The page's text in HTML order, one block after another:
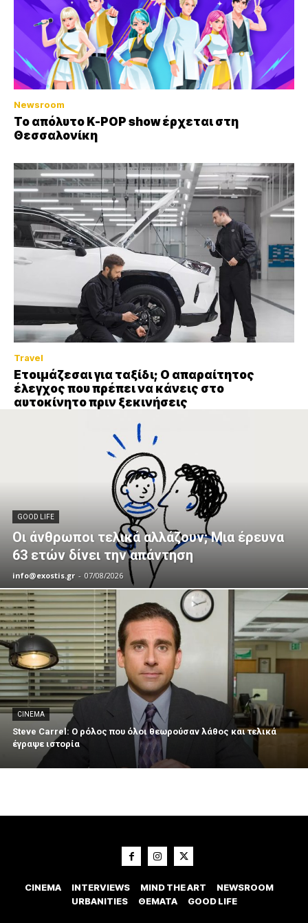
Newsroom
Το απόλυτο K-POP show έρχεται στη
Θεσσαλονίκη
Travel
Ετοιμάζεσαι για ταξίδι; Ο απαραίτητος
έλεγχος που πρέπει να κάνεις στο
αυτοκίνητο πριν ξεκινήσεις
GOOD LIFE
Οι άνθρωποι τελικά αλλάζουν; Μια έρευνα
63 ετών δίνει την απάντηση
info@exostis.gr - 07/08/2026
CINEMA
Steve Carrel: Ο ρόλος που όλοι θεωρούσαν λάθος και τελικά
έγραψε ιστορία
CINEMA INTERVIEWS MIND THE ART
NEWSROOM
URBANITIES
ΘΕΜΑΤΑ GOOD LIFE